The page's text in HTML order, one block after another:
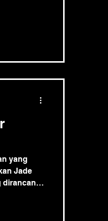
yang
Jade
dirancang